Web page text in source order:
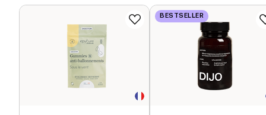
BESTSELLER